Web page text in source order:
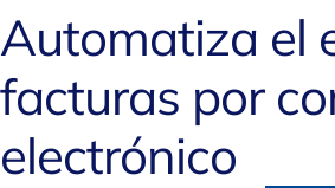
Automatiza el
facturas por
electrónico